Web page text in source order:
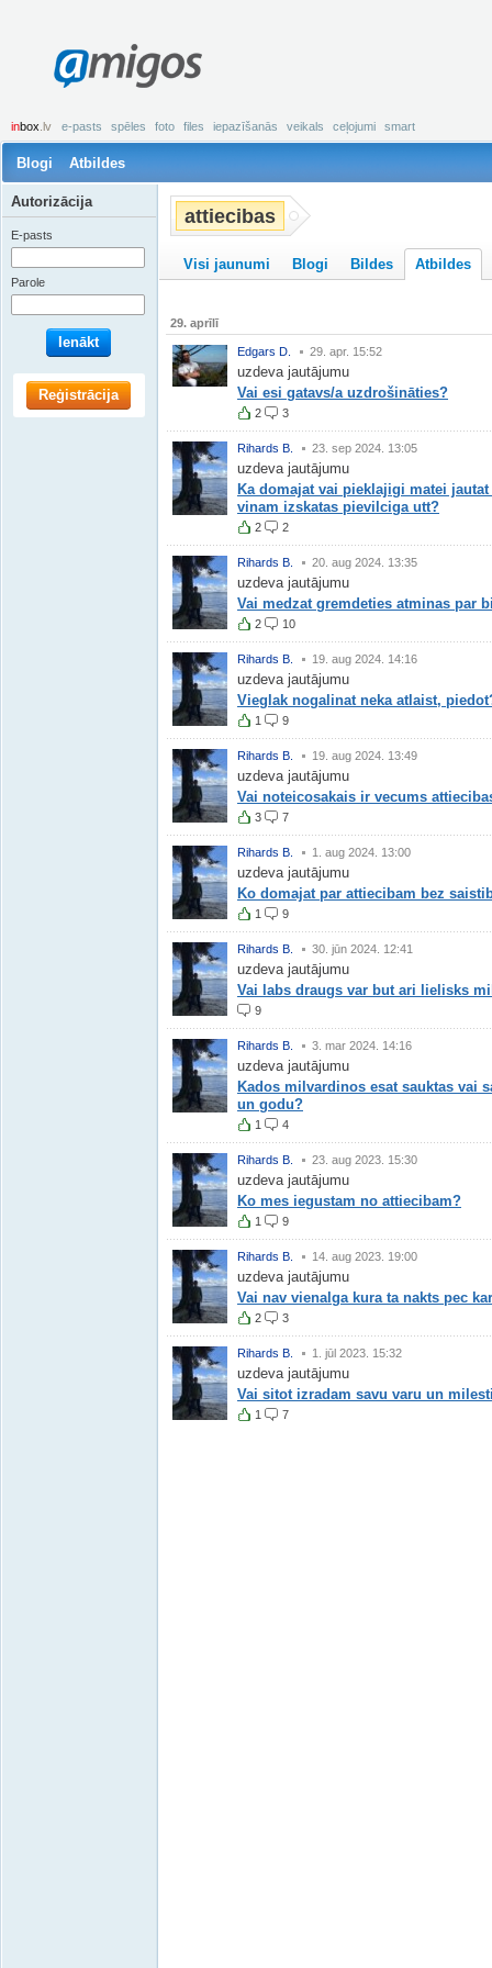
amigos
inbox .lv e-pasts spēles foto files iepazīšanās veikals ceļojumi smart
Blogi Atbildes
attiecibas
Visi jaunumi Blogi Bildes Atbildes
29. aprīlī
Edgars D. 29. apr. 15:52
uzdeva jautājumu
Vai esi gatavs/a uzdrošināties?
2 3
Rihards B. 23. sep 2024. 13:05
uzdeva jautājumu
Ka domajat vai pieklajigi matei
vinam izskatas pievilciga utt?
2 2
Rihards B. 20. aug 2024. 13:35
uzdeva jautājumu
Vai medzat gremdeties atminas par
2 10
Rihards B. 19. aug 2024. 14:16
uzdeva jautājumu
Vieglak nogalinat neka atlaist,
1 9
Rihards B. 19. aug 2024. 13:49
uzdeva jautājumu
Vai noteicosakais ir vecums
3 7
Rihards B. 1. aug 2024. 13:00
uzdeva jautājumu
Ko domajat par attiecibam bez
1 9
Rihards B. 30. jūn 2024. 12:41
uzdeva jautājumu
Vai labs draugs var but ari lielisks
9
Rihards B. 3. mar 2024. 14:16
uzdeva jautājumu
Kados milvardinos esat sauktas vai
un godu?
1 4
Rihards B. 23. aug 2023. 15:30
uzdeva jautājumu
Ko mes iegustam no attiecibam?
1 9
Rihards B. 14. aug 2023. 19:00
uzdeva jautājumu
Vai nav vienalga kura ta nakts pec
2 3
Rihards B. 1. jūl 2023. 15:32
uzdeva jautājumu
Vai sitot izradam savu varu un
1 7
Autorizācija
E-pasts
Parole
Ienākt
Reģistrācija